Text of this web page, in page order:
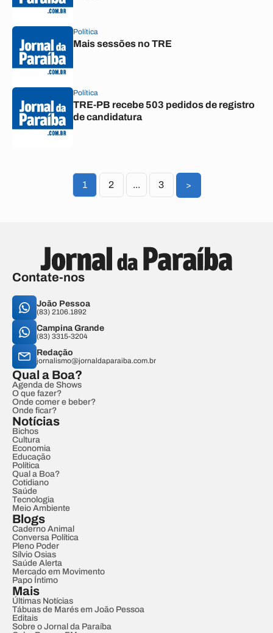
Política
Mais sessões no TRE
Política
TRE-PB recebe 503 pedidos de registro
de candidatura
1 2 ... 3 >
Contate-nos
João Pessoa
(83) 2106.1892
Campina Grande
(83) 3315-3204
Redação
jornalismo@jornaldaparaiba.com.br
Qual a Boa?
Agenda de Shows
O que fazer?
Onde comer e beber?
Onde ficar?
Notícias
Bichos
Cultura
Economia
Educação
Política
Qual a Boa?
Cotidiano
Saúde
Tecnologia
Meio Ambiente
Blogs
Caderno Animal
Conversa Política
Pleno Poder
Sílvio Osias
Saúde Alerta
Mercado em Movimento
Papo Íntimo
Mais
Últimas Notícias
Tábuas de Marés em João Pessoa
Editais
Sobre o Jornal da Paraíba